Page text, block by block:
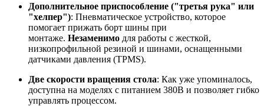
Дополнительное приспособление ("третья рука" или
"хелпер"): Пневматическое устройство, которое
помогает прижать борт шины при
монтаже. Незаменимо для работы с жесткой,
низкопрофильной резиной и шинами, оснащенными
датчиками давления (TPMS).
Две скорости вращения стола: Как уже упоминалось,
доступна на моделях с питанием 380В и позволяет гибко
управлять процессом.